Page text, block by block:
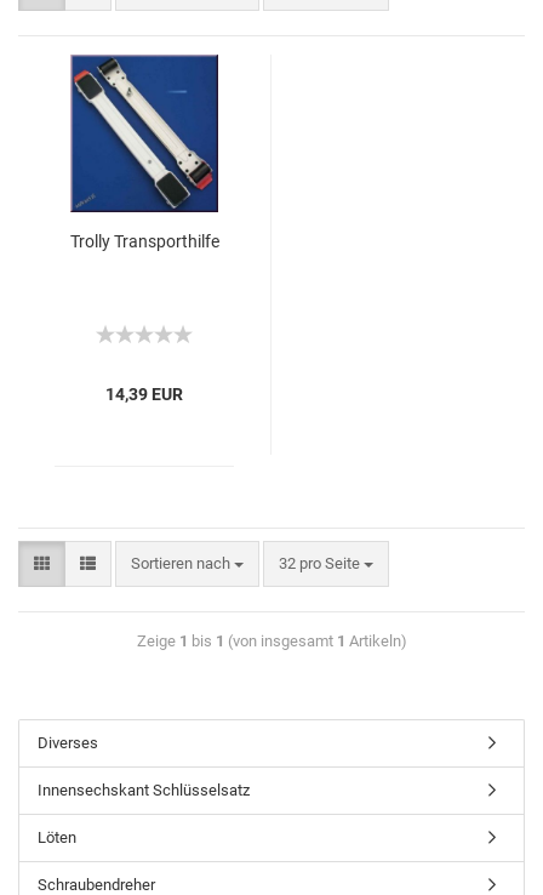
Trolly Transporthilfe
14,39 EUR
Sortieren nach 32 pro Seite
Zeige 1 bis 1 (von insgesamt 1 Artikeln)
Diverses
Innensechskant Schlüsselsatz
Löten
Schraubendreher